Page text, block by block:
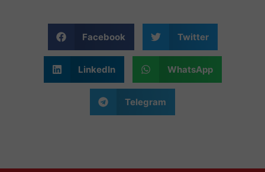
Facebook Twitter
LinkedIn WhatsApp
Telegram